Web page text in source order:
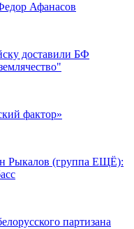
Афанасов
доставили БФ
фактор»
(группа ЕЩЁ):
партизана